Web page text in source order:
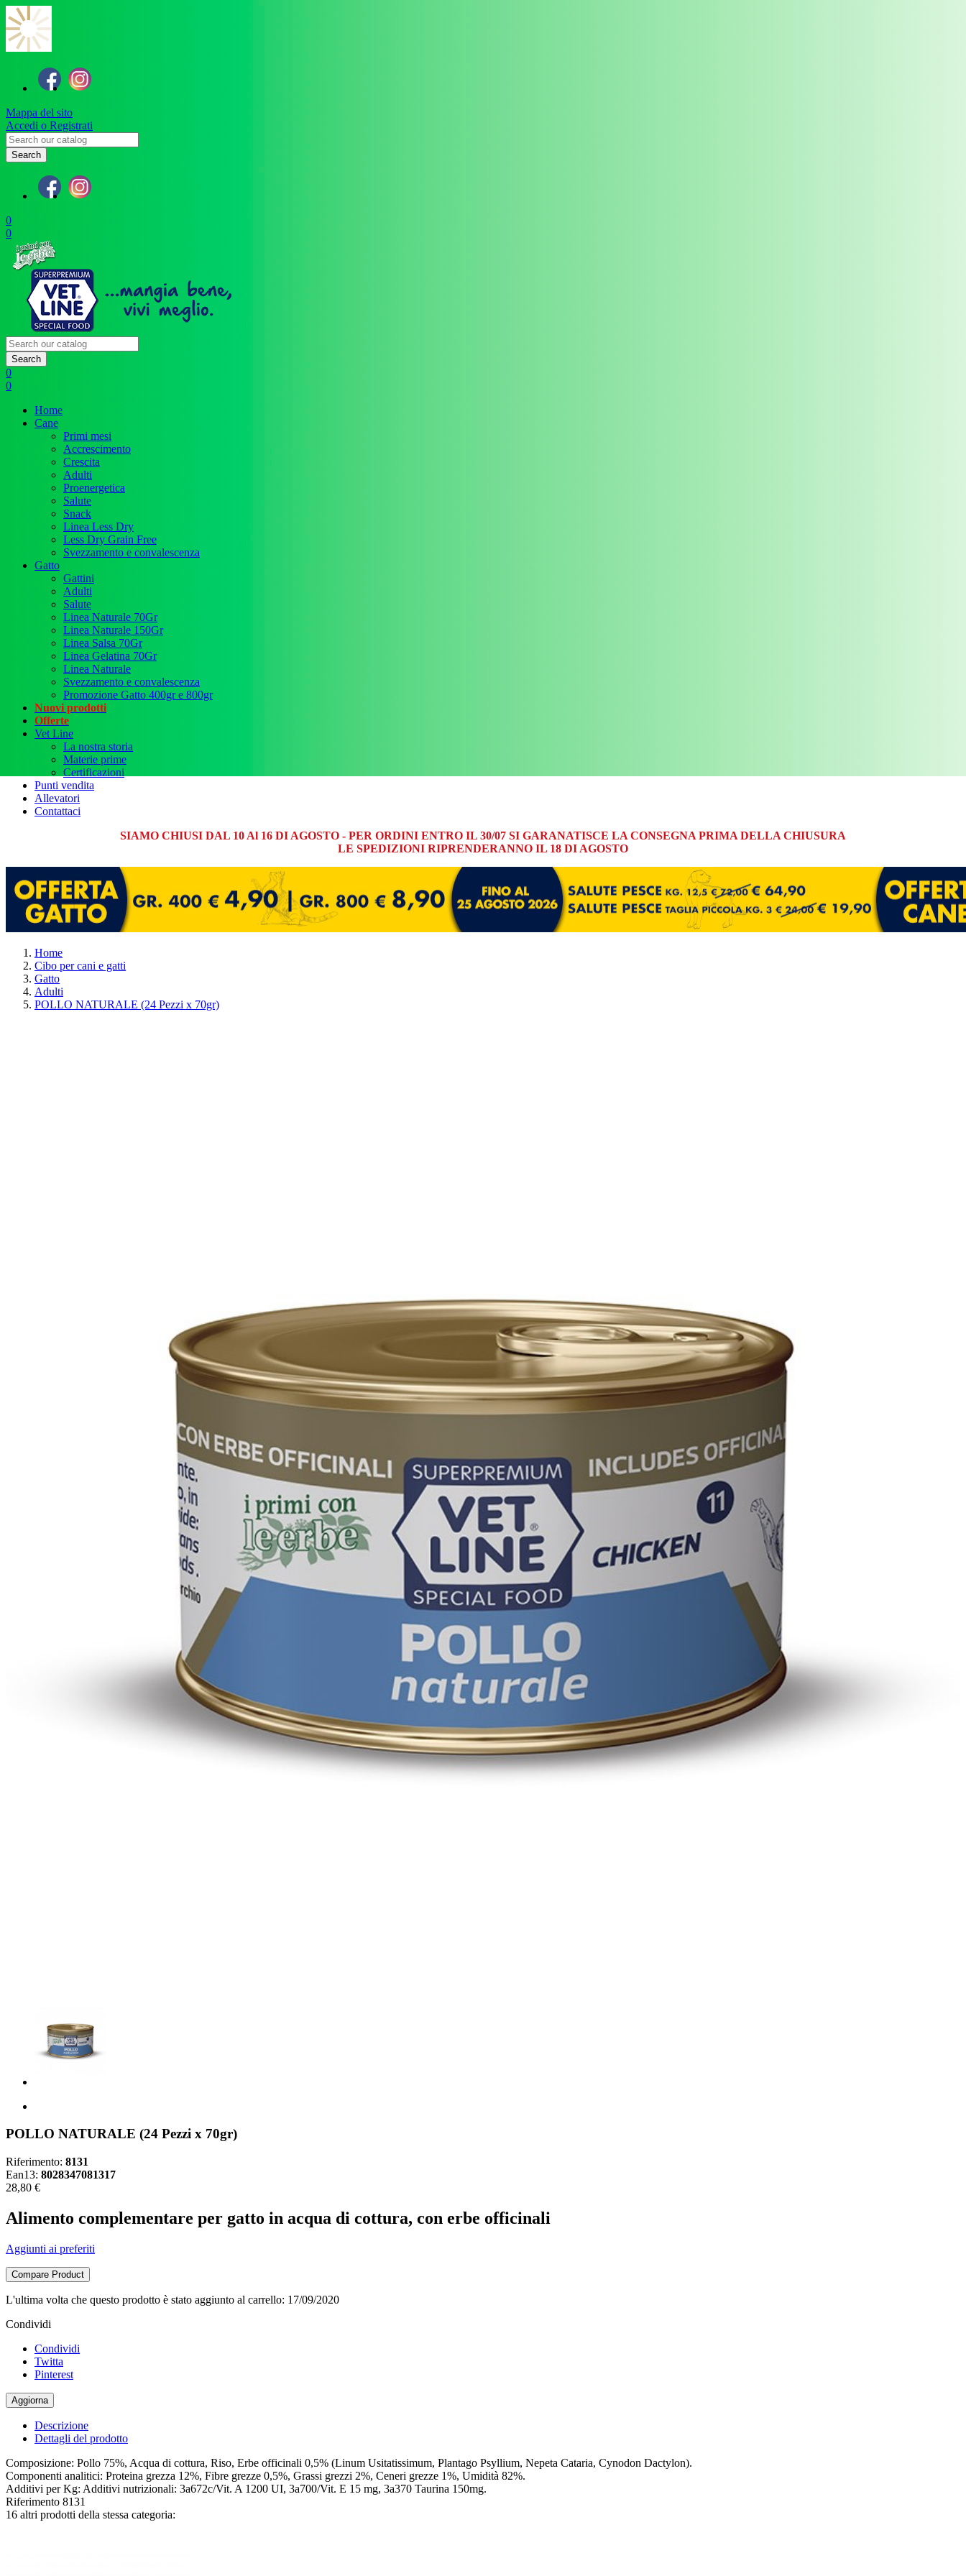
Mappa del sito
Accedi o Registrati
Search
0
0
Search
0
0
Home
Cane
Primi mesi
Accrescimento
Crescita
Adulti
Proenergetica
Salute
Snack
Linea Less Dry
Less Dry Grain Free
Svezzamento e convalescenza
Gatto
Gattini
Adulti
Salute
Linea Naturale 70Gr
Linea Naturale 150Gr
Linea Salsa 70Gr
Linea Gelatina 70Gr
Linea Naturale
Svezzamento e convalescenza
Promozione Gatto 400gr e 800gr
Nuovi prodotti
Offerte
Vet Line
La nostra storia
Materie prime
Certificazioni
Punti vendita
Allevatori
Contattaci
SIAMO CHIUSI DAL 10 Al 16 DI AGOSTO - PER ORDINI ENTRO IL 30/07 SI GARANATISCE LA CONSEGNA PRIMA DELLA CHIUSURA
LE SPEDIZIONI RIPRENDERANNO IL 18 DI AGOSTO
Home
Cibo per cani e gatti
Gatto
Adulti
POLLO NATURALE (24 Pezzi x 70gr)
POLLO NATURALE (24 Pezzi x 70gr)
Riferimento: 8131
Ean13: 8028347081317
28,80 €
Alimento complementare per gatto in acqua di cottura, con erbe officinali
Aggiunti ai preferiti
Compare Product
L'ultima volta che questo prodotto è stato aggiunto al carrello: 17/09/2020
Condividi
Condividi
Twitta
Pinterest
Descrizione
Dettagli del prodotto
Composizione: Pollo 75%, Acqua di cottura, Riso, Erbe officinali 0,5% (Linum Usitatissimum, Plantago Psyllium, Nepeta Cataria, Cynodon Dactylon).
Componenti analitici: Proteina grezza 12%, Fibre grezze 0,5%, Grassi grezzi 2%, Ceneri grezze 1%, Umidità 82%.
Additivi per Kg: Additivi nutrizionali: 3a672c/Vit. A 1200 UI, 3a700/Vit. E 15 mg, 3a370 Taurina 150mg.
Riferimento 8131
16 altri prodotti della stessa categoria: